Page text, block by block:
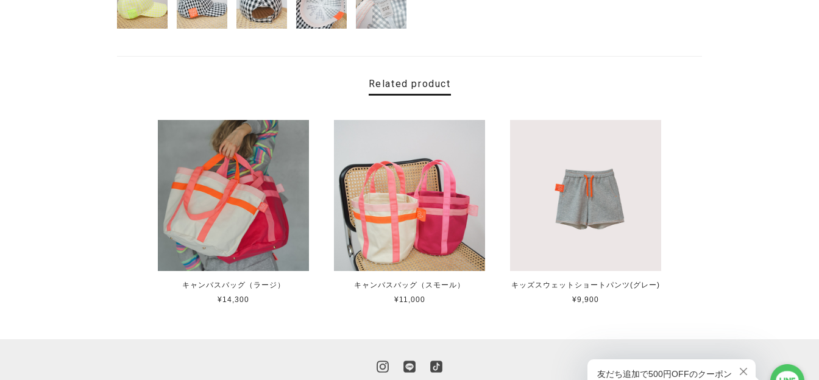
Related product
キャンバスバッグ（ラージ）
¥14,300
キャンバスバッグ（スモール）
¥11,000
キッズスウェットショートパンツ(グレー)
¥9,900